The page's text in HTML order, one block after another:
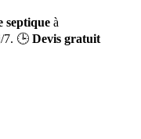
septique à
7. 🕒 Devis gratuit